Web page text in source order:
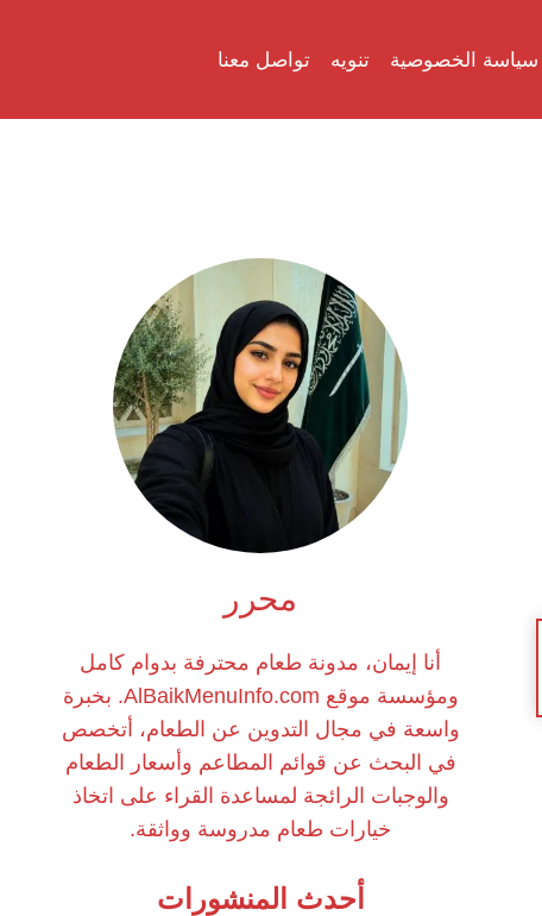
سياسة الخصوصية تنويه تواصل معنا
محرر
أنا إيمان، مدونة طعام محترفة بدوام كامل
ومؤسسة موقع AlBaikMenuInfo.com. بخبرة
واسعة في مجال التدوين عن الطعام، أتخصص
في البحث عن قوائم المطاعم وأسعار الطعام
والوجبات الرائجة لمساعدة القراء على اتخاذ
خيارات طعام مدروسة وواثقة.
أحدث المنشورات